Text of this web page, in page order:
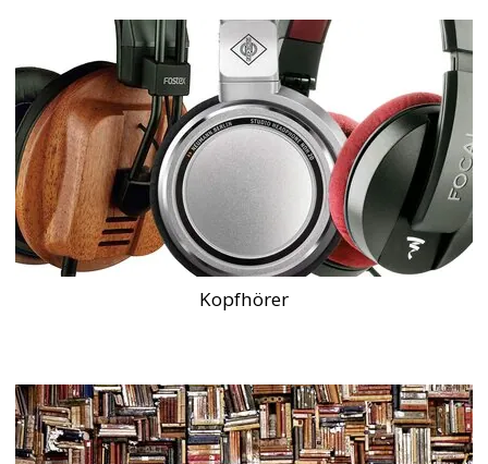
Kopfhörer